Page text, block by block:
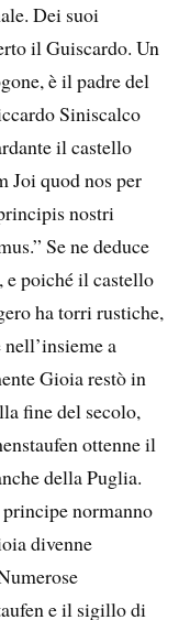
Dei suoi
il Guiscardo. Un
è il padre del
Siniscalco
il castello
Joi quod nos per
nostri
Se ne deduce
e poiché il castello
ha torri rustiche,
a
Gioia restò in
fine del secolo,
ottenne il
della Puglia.
normanno
divenne
e il sigillo di